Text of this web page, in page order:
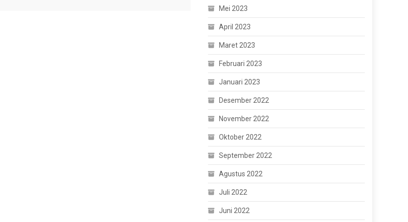
Mei 2023
April 2023
Maret 2023
Februari 2023
Januari 2023
Desember 2022
November 2022
Oktober 2022
September 2022
Agustus 2022
Juli 2022
Juni 2022